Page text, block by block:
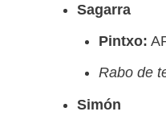
Sagarra
Pintxo:
Rabo de
Simón